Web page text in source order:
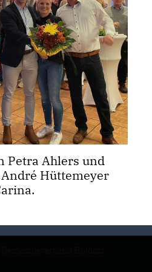
Petra Ahlers und
Hüttemeyer